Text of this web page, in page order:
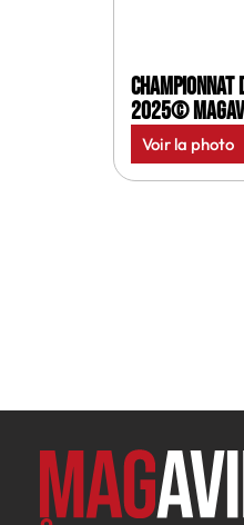
Championnat
2025©
Voir la photo